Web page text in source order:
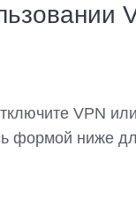
VPN или
формой ниже